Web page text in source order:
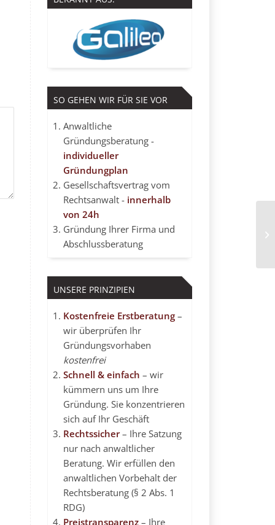
SO GEHEN WIR FÜR SIE VOR
Anwaltliche
Gründungsberatung -
individueller
Gründungplan
Gesellschaftsvertrag vom
Rechtsanwalt - innerhalb
von 24h
Gründung Ihrer Firma und
Abschlussberatung
UNSERE PRINZIPIEN
Kostenfreie Erstberatung –
wir überprüfen Ihr
Gründungsvorhaben
kostenfrei
Schnell & einfach – wir
kümmern uns um Ihre
Gründung. Sie konzentrieren
sich auf Ihr Geschäft
Rechtssicher– Ihre Satzung
nur nach anwaltlicher
Beratung. Wir erfüllen den
anwaltlichen Vorbehalt der
Rechtsberatung (§ 2 Abs. 1
RDG)
Preistransparenz– Ihre